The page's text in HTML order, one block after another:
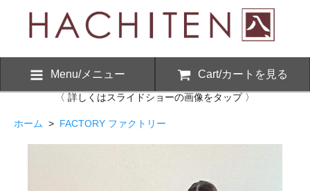
Menu/メニュー Cart/カートを見る
〈 詳しくはスライドショーの画像をタップ 〉
ホーム > FACTORY ファクトリー